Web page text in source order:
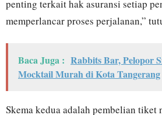
penting terkait hak asuransi setiap
memperlancar proses perjalanan,”
Baca Juga : Rabbits Bar, Pelopor
Mocktail Murah di Kota Tangerang
Skema kedua adalah pembelian tiket